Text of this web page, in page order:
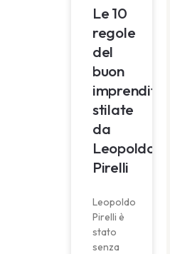
Le 10
regole
del
buon
imprenditore
stilate
da
Leopoldo
Pirelli
Leopoldo
Pirelli è
stato
senza